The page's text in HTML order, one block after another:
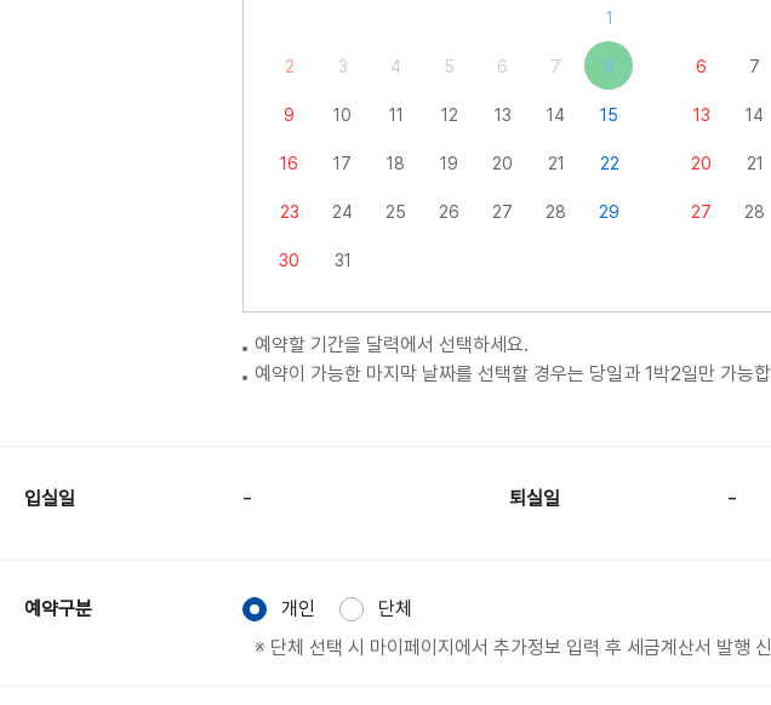
1
2 3 4 5 6 7 8
9 10 11 12 13 14 15
16 17 18 19 20 21 22
23 24 25 26 27 28 29
30 31
6 7
13 14
20 21
27 28
예약할 기간을 달력에서 선택하세요.
예약이 가능한 마지막 날짜를 선택할 경우는 당일과 1박2일만 가능
입실일 - 퇴실일 -
예약구분 개인
단체
※ 단체 선택 시 마이페이지에서 추가정보 입력 후 세금계산서 발행